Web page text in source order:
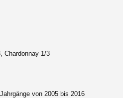
Chardonnay 1/3
von 2005 bis 2016